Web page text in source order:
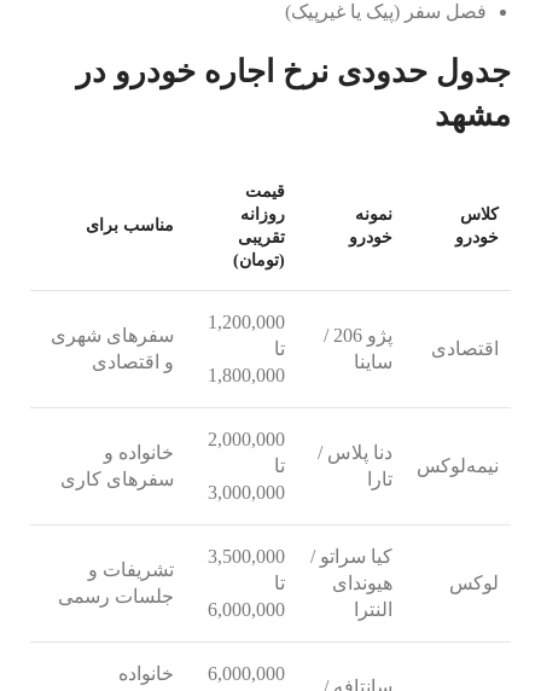
فصل سفر (پیک یا غیرپیک)
جدول حدودی نرخ اجاره خودرو در
مشهد
کلاس
خودرو
نمونه
خودرو
قیمت
روزانه
تقریبی
(تومان)
مناسب برای
اقتصادی
پژو 206 /
ساینا
1,200,000
تا
1,800,000
سفرهای شهری
و اقتصادی
نیمه‌لوکس
دنا پلاس /
تارا
2,000,000
تا
3,000,000
خانواده و
سفرهای کاری
لوکس
کیا سراتو /
هیوندای
النترا
3,500,000
تا
6,000,000
تشریفات و
جلسات رسمی
سانتافه /
6,000,000
خانواده